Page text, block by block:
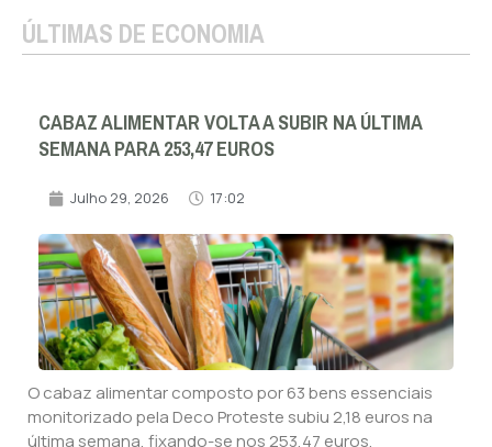
ÚLTIMAS DE ECONOMIA
CABAZ ALIMENTAR VOLTA A SUBIR NA ÚLTIMA
SEMANA PARA 253,47 EUROS
Julho 29, 2026 17:02
O cabaz alimentar composto por 63 bens essenciais
monitorizado pela Deco Proteste subiu 2,18 euros na
última semana, fixando-se nos 253,47 euros.